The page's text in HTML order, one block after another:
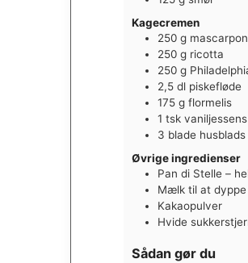
Kagecremen
250 g
250 g ricotta
250 g
2,5 dl piskefløde
175 g flormelis
1 tsk vaniljessens
3 blade
Øvrige ingredienser
Pan di Stelle –
Mælk til at dyppe
Kakaopulver
Hvide
Sådan gør du